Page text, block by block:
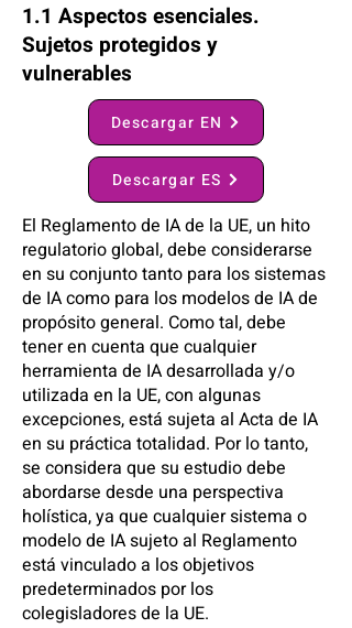
1.1 Aspectos esenciales.
Sujetos protegidos y
vulnerables
Descargar EN
Descargar ES
El Reglamento de IA de la UE, un hito
regulatorio global, debe considerarse
en su conjunto tanto para los sistemas
de IA como para los modelos de IA de
propósito general. Como tal, debe
tener en cuenta que cualquier
herramienta de IA desarrollada y/o
utilizada en la UE, con algunas
excepciones, está sujeta al Acta de IA
en su práctica totalidad. Por lo tanto,
se considera que su estudio debe
abordarse desde una perspectiva
holística, ya que cualquier sistema o
modelo de IA sujeto al Reglamento
está vinculado a los objetivos
predeterminados por los
colegisladores de la UE.